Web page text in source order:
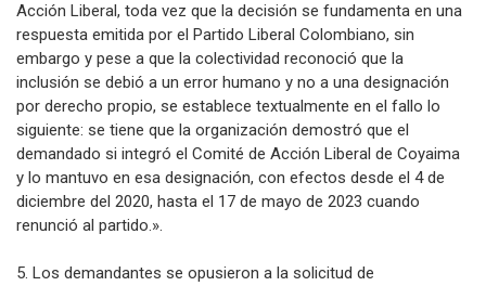
Acción Liberal, toda vez que la decisión se fundamenta en una
respuesta emitida por el Partido Liberal Colombiano, sin
embargo y pese a que la colectividad reconoció que la
inclusión se debió a un error humano y no a una designación
por derecho propio, se establece textualmente en el fallo lo
siguiente: se tiene que la organización demostró que el
demandado si integró el Comité de Acción Liberal de Coyaima
y lo mantuvo en esa designación, con efectos desde el 4 de
diciembre del 2020, hasta el 17 de mayo de 2023 cuando
renunció al partido.».
5. Los demandantes se opusieron a la solicitud de